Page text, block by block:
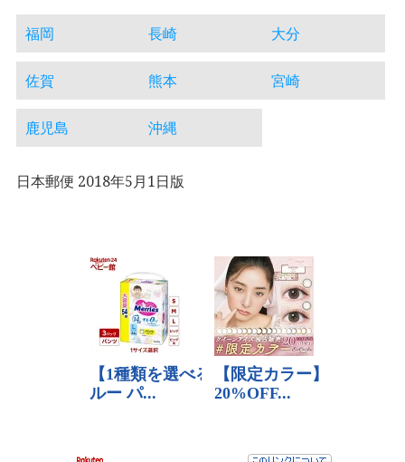
福岡 長崎 大分
佐賀 熊本 宮崎
鹿児島 沖縄
日本郵便 2018年5月1日版